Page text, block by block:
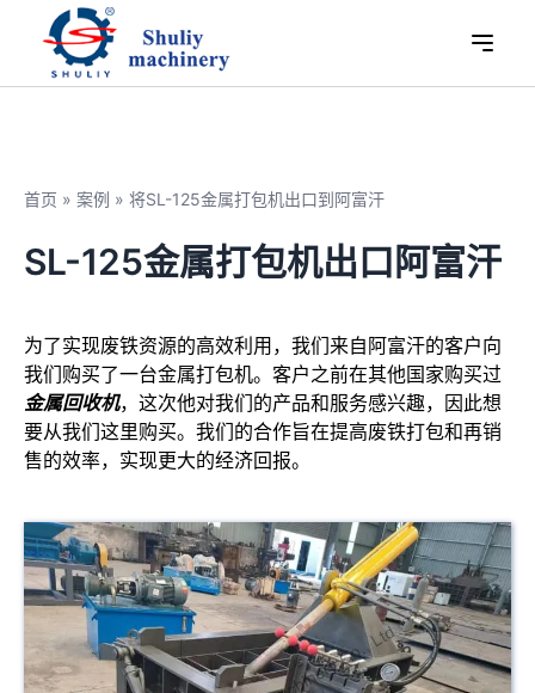
首页 » 案例 » 将SL-125金属打包机出口到阿富汗
SL-125金属打包机出口阿富汗
为了实现废铁资源的高效利用，我们来自阿富汗的客户向
我们购买了一台金属打包机。客户之前在其他国家购买过
金属回收机，这次他对我们的产品和服务感兴趣，因此想
要从我们这里购买。我们的合作旨在提高废铁打包和再销
售的效率，实现更大的经济回报。